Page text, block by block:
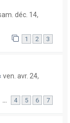
déc. 14,
1 2 3
ven. avr. 24,
… 4 5 6 7